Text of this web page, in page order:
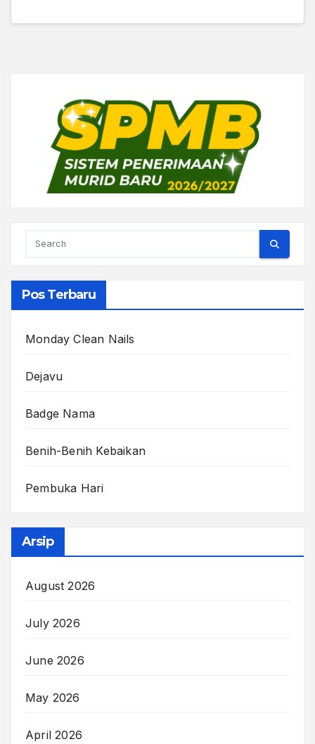
Pos Terbaru
Monday Clean Nails
Dejavu
Badge Nama
Benih-Benih Kebaikan
Pembuka Hari
Arsip
August 2026
July 2026
June 2026
May 2026
April 2026